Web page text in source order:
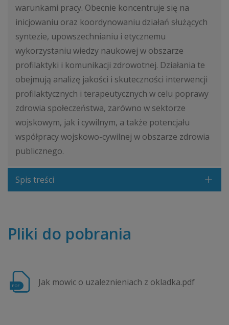
warunkami pracy. Obecnie koncentruje się na
inicjowaniu oraz koordynowaniu działań służących
syntezie, upowszechnianiu i etycznemu
wykorzystaniu wiedzy naukowej w obszarze
profilaktyki i komunikacji zdrowotnej. Działania te
obejmują analizę jakości i skuteczności interwencji
profilaktycznych i terapeutycznych w celu poprawy
zdrowia społeczeństwa, zarówno w sektorze
wojskowym, jak i cywilnym, a także potencjału
współpracy wojskowo-cywilnej w obszarze zdrowia
publicznego.
Spis treści
Pliki do pobrania
PDF Jak mowic o uzaleznieniach z okladka.pdf